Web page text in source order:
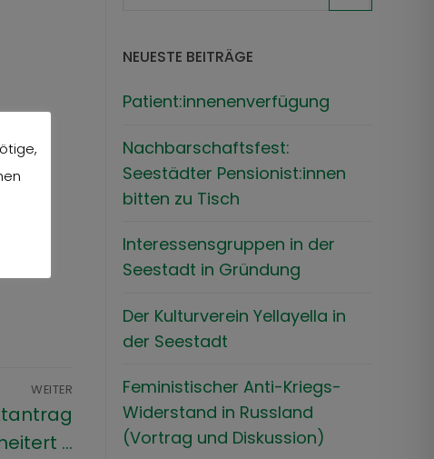
WEITER
…
NEUESTE BEITRÄGE
Patient:innenenverfügung
Nachbarschaftsfest:
Seestädter Pensionist:innen
bitten zu Tisch
Interessensgruppen in der
Seestadt in Gründung
Der Kulturverein Yellayella in
der Seestadt
Feministischer Anti-Kriegs-
Widerstand in Russland
(Vortrag und Diskussion)